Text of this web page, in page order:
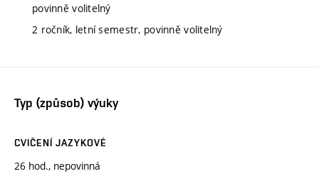
povinně volitelný
2 ročník, letní semestr, povinně volitelný
Typ (způsob) výuky
CVIČENÍ JAZYKOVÉ
26 hod., nepovinná